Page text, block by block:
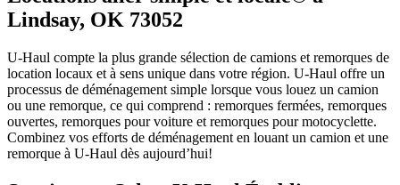
Lindsay, OK 73052
U-Haul compte la plus grande sélection de camions et remorques de
location locaux et à sens unique dans votre région. U-Haul offre un
processus de déménagement simple lorsque vous louez un camion
ou une remorque, ce qui comprend : remorques fermées, remorques
ouvertes, remorques pour voiture et remorques pour motocyclette.
Combinez vos efforts de déménagement en louant un camion et une
remorque à U-Haul dès aujourd’hui!